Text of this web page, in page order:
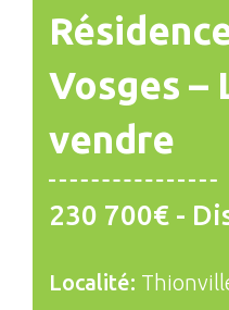
Vosges –
vendre
230 700€ -
Localité: